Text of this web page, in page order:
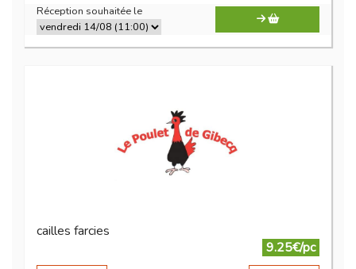
Réception souhaitée le
cailles farcies
9.25€/pc